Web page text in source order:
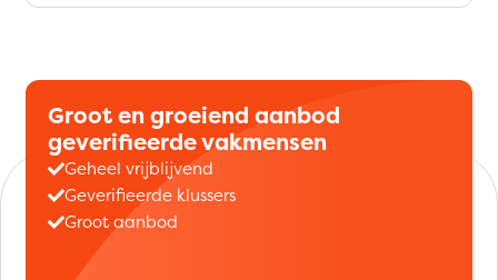
Groot en groeiend aanbod
geverifieerde vakmensen
Geheel vrijblijvend
Geverifieerde klussers
Groot aanbod